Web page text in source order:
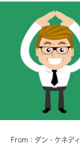
From：ダン・ケネディ